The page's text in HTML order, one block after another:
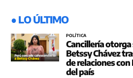
● LO ÚLTIMO
POLÍTICA
Cancillería
Betssy Chávez
de relaciones
del país